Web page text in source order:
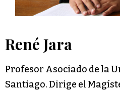
René Jara
Profesor Asociado de la
Santiago. Dirige el